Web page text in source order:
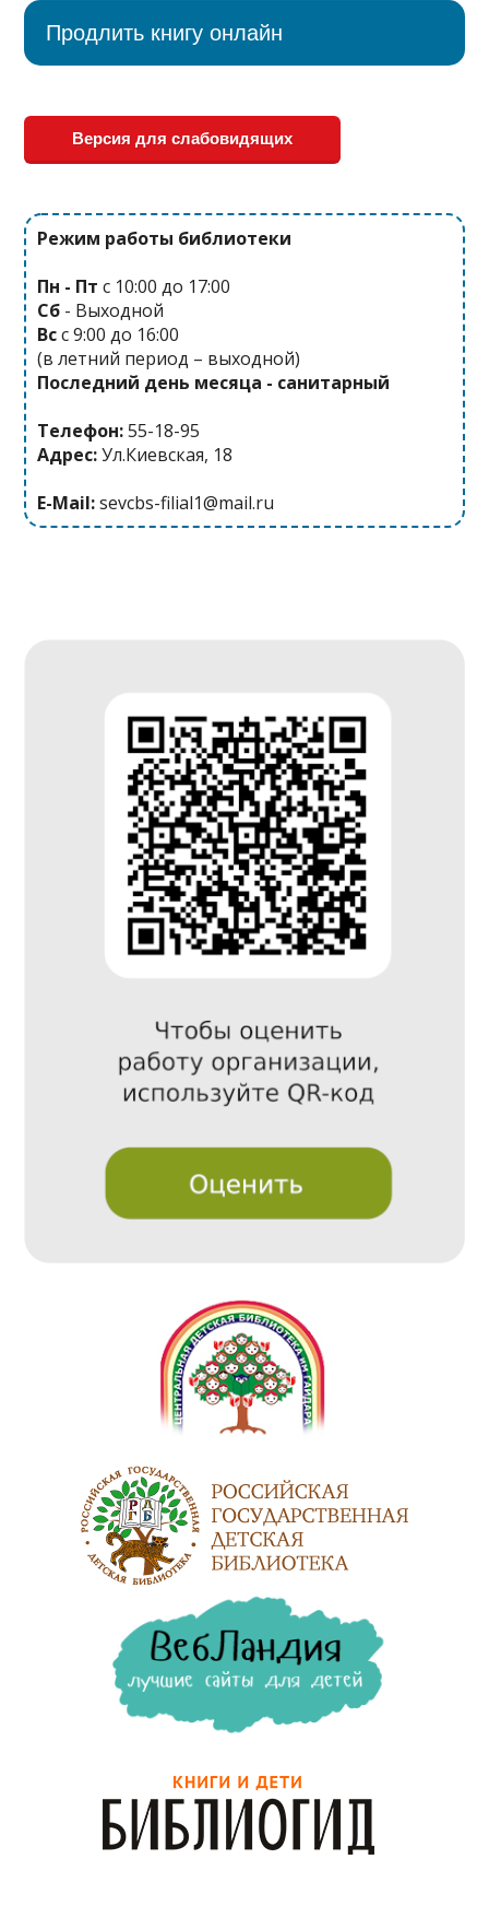
Продлить книгу онлайн
Версия для слабовидящих
Режим работы библиотеки
Пн - Пт с 10:00 до 17:00
Сб - Выходной
Всс 9:00 до 16:00
(в летний период – выходной)
Последний день месяца - санитарный
Телефон:55-18-95
Адрес:Ул.Киевская, 18
E-Mail:sevcbs-filial1@mail.ru